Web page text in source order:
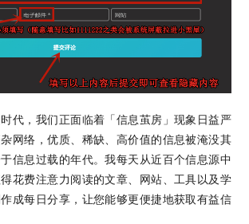
代，我们正面临着「信息茧房」现象日益严
网络，优质、稀缺、高价值的信息被淹没其
信息过载的年代。我每天从近百个信息源中
花费注意力阅读的文章、网站、工具以及学
成每日分享，让您能够更便捷地获取有益信